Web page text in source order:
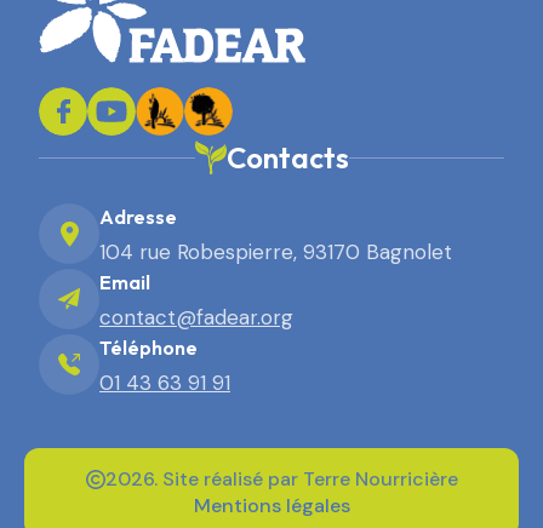
Contacts
Adresse
104 rue Robespierre, 93170 Bagnolet
Email
contact@fadear.org
Téléphone
01 43 63 91 91
2026. Site réalisé par Terre Nourricière
Mentions légales